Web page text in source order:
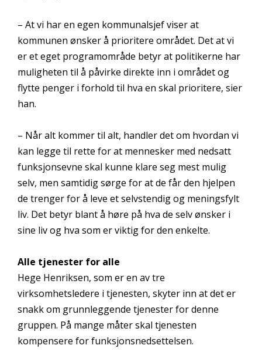
– At vi har en egen kommunalsjef viser at
kommunen ønsker å prioritere området. Det at vi
er et eget programområde betyr at politikerne har
muligheten til å påvirke direkte inn i området og
flytte penger i forhold til hva en skal prioritere, sier
han.
– Når alt kommer til alt, handler det om hvordan vi
kan legge til rette for at mennesker med nedsatt
funksjonsevne skal kunne klare seg mest mulig
selv, men samtidig sørge for at de får den hjelpen
de trenger for å leve et selvstendig og meningsfylt
liv. Det betyr blant å høre på hva de selv ønsker i
sine liv og hva som er viktig for den enkelte.
Alle tjenester for alle
Hege Henriksen, som er en av tre
virksomhetsledere i tjenesten, skyter inn at det er
snakk om grunnleggende tjenester for denne
gruppen. På mange måter skal tjenesten
kompensere for funksjonsnedsettelsen.